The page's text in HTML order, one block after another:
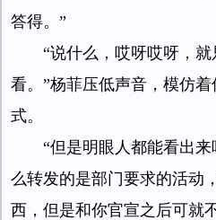
答得。”
“说什么，哎呀哎呀，
看。”杨菲压低声音，模仿
式。
“但是明眼人都能看出
么转发的是部门要求的活动
西，但是和你官宣之后可就